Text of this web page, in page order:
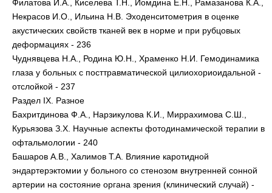
Филатова И.А., Киселева Т.Н., Иомдина Е.Н., Рамазанова К.А.,
Некрасов И.О., Ильина Н.В. Эходенситометрия в оценке
акустических свойств тканей век в норме и при рубцовых
деформациях - 236
Чуднявцева Н.А., Родина Ю.Н., Храменко Н.И. Гемодинамика
глаза у больных с посттравматической цилиохориоидальной -
отслойкой - 237
Раздел IX. Разное
Бахритдинова Ф.А., Нарзикулова К.И., Миррахимова С.Ш.,
Курьязова З.Х. Научные аспекты фотодинамической терапии в
офтальмологии - 240
Башаров А.В., Халимов Т.А. Влияние каротидной
эндартерэктомии у больного со стенозом внутренней сонной
артерии на состояние органа зрения (клинический случай) -